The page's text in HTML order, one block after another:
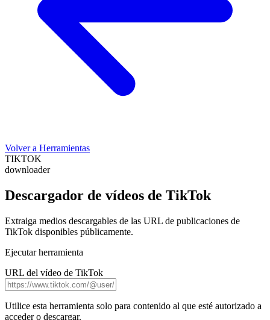
Volver a Herramientas
TIKTOK
downloader
Descargador de vídeos de TikTok
Extraiga medios descargables de las URL de publicaciones de
TikTok disponibles públicamente.
Ejecutar herramienta
URL del vídeo de TikTok
Utilice esta herramienta solo para contenido al que esté autorizado a
acceder o descargar.